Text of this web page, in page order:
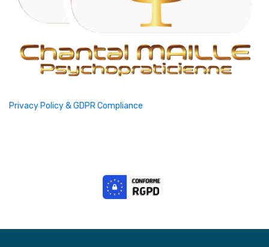
Privacy Policy & GDPR Compliance